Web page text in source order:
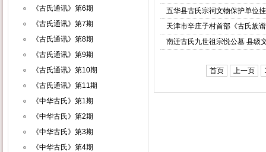
《古氏通讯》第6期
《古氏通讯》第7期
《古氏通讯》第8期
《古氏通讯》第9期
《古氏通讯》第10期
《古氏通讯》第11期
《中华古氏》第1期
《中华古氏》第2期
《中华古氏》第3期
《中华古氏》第4期
五华县古氏宗祠文物保护单位
天津市辛庄子村首部《古氏族
南迁古氏九世祖宗悦公墓 县级
首页 上一页